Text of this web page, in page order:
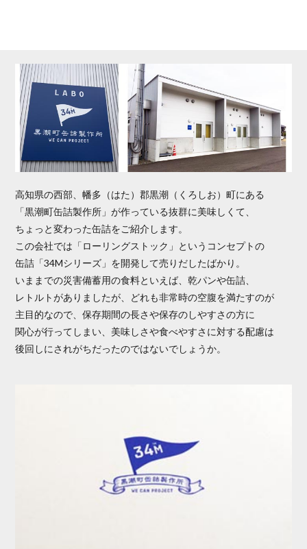
高知県の西部、幡多（はた）郡黒潮（くろしお）町にある
「黒潮町缶詰製作所」が作っている抜群に美味しくて、
ちょっと変わった缶詰をご紹介します。
この会社では「ローリングストック」というコンセプトの
缶詰「34Mシリーズ」を開発して売りだしたばかり。
いままでの災害備蓄用の食料といえば、乾パンや缶詰、
レトルトがありましたが、どれも非常時の空腹を満たすのが
主目的なので、保存期間の長さや保存のしやすさの方に
関心が行ってしまい、美味しさや食べやすさに対する配慮は
後回しにされがちだったのではないでしょうか。